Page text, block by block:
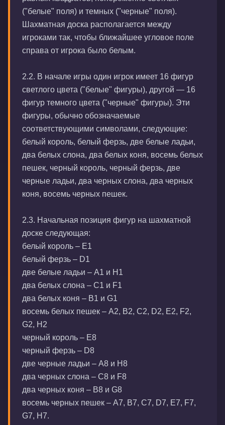
("белые" поля) и темных ("черные" поля).
Шахматная доска располагается между
игроками так, чтобы ближайшее угловое поле
справа от игрока было белым.
2.2. В начале игры один игрок имеет 16 фигур
светлого цвета ("белые" фигуры), другой — 16
фигур темного цвета ("черные" фигуры). Эти
фигуры, обычно обозначаемые
соответствующими символами, следующие:
белый король, белый ферзь, две белые ладьи,
два белых слона, два белых коня, восемь белых
пешек, черный король, черный ферзь, две
черные ладьи, два черных слона, два черных
коня, восемь черных пешек.
2.3. Начальная позиция фигур на шахматной
доске следующая:
белый король – E1
белый ферзь – D1
две белые ладьи – A1 и H1
два белых слона – C1 и F1
два белых коня – B1 и G1
восемь белых пешек – A2, B2, C2, D2, E2, F2,
G2, H2
черный король – E8
черный ферзь – D8
две черные ладьи – A8 и H8
два черных слона – C8 и F8
два черных коня – B8 и G8
восемь черных пешек – A7, B7, C7, D7, E7, F7,
G7, H7.